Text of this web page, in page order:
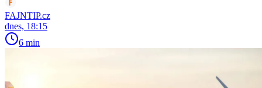
FAJNTIP.cz
dnes, 18:15
6 min